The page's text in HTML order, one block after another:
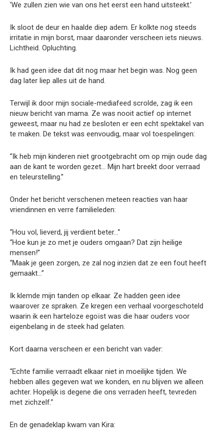
‘We zullen zien wie van ons het eerst een hand uitsteekt.’
Ik sloot de deur en haalde diep adem. Er kolkte nog steeds
irritatie in mijn borst, maar daaronder verscheen iets nieuws.
Lichtheid. Opluchting.
Ik had geen idee dat dit nog maar het begin was. Nog geen
dag later liep alles uit de hand.
Terwijl ik door mijn sociale-mediafeed scrolde, zag ik een
nieuw bericht van mama. Ze was nooit actief op internet
geweest, maar nu had ze besloten er een echt spektakel van
te maken. De tekst was eenvoudig, maar vol toespelingen:
“Ik heb mijn kinderen niet grootgebracht om op mijn oude dag
aan de kant te worden gezet… Mijn hart breekt door verraad
en teleurstelling.”
Onder het bericht verschenen meteen reacties van haar
vriendinnen en verre familieleden:
“Hou vol, lieverd, jij verdient beter…”
“Hoe kun je zo met je ouders omgaan? Dat zijn heilige
mensen!”
“Maak je geen zorgen, ze zal nog inzien dat ze een fout heeft
gemaakt…”
Ik klemde mijn tanden op elkaar. Ze hadden geen idee
waarover ze spraken. Ze kregen een verhaal voorgeschoteld
waarin ik een harteloze egoïst was die haar ouders voor
eigenbelang in de steek had gelaten.
Kort daarna verscheen er een bericht van vader:
“Echte familie verraadt elkaar niet in moeilijke tijden. We
hebben alles gegeven wat we konden, en nu blijven we alleen
achter. Hopelijk is degene die ons verraden heeft, tevreden
met zichzelf.”
En de genadeklap kwam van Kira: